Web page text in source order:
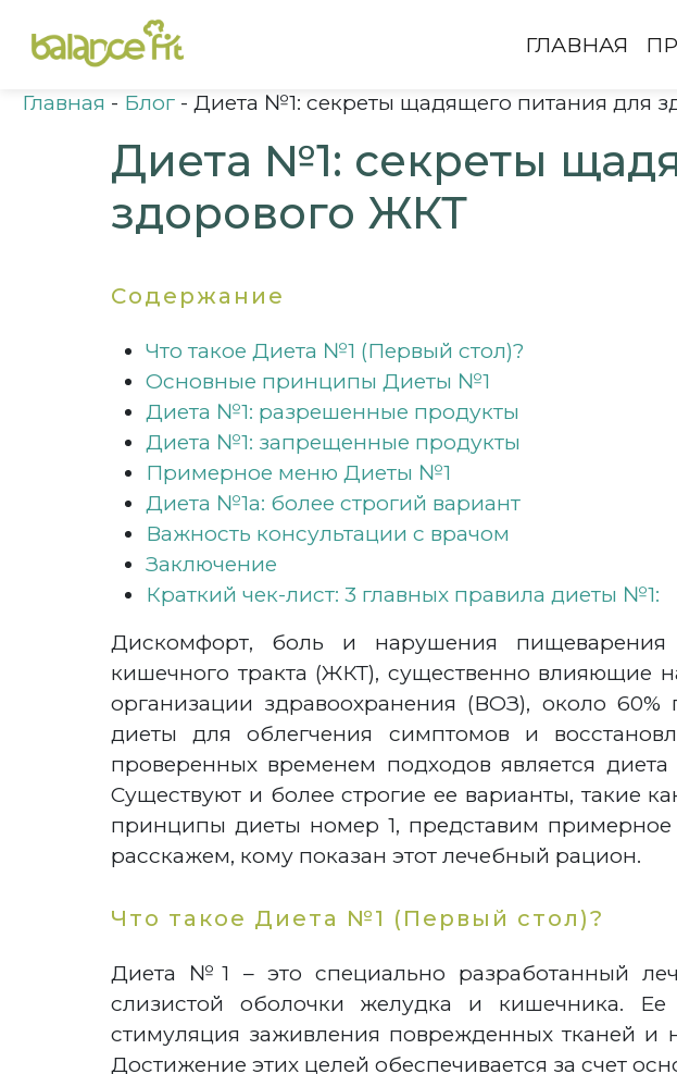
ГЛАВНАЯ
Главная - Блог - Диета №1: секреты щадящего питания для
Диета №1: секреты
здорового ЖКТ
Содержание
Что такое Диета №1 (Первый стол)?
Основные принципы Диеты №1
Диета №1: разрешенные продукты
Диета №1: запрещенные продукты
Примерное меню Диеты №1
Диета №1а: более строгий вариант
Важность консультации с врачом
Заключение
Краткий чек-лист: 3 главных правила диеты №1:
Дискомфорт, боль и нарушения пищеварения
кишечного тракта (ЖКТ), существенно
организации здравоохранения (ВОЗ), около
диеты для облегчения симптомов и
проверенных временем подходов является
Существуют и более строгие ее варианты, такие
принципы диеты номер 1, представим
расскажем, кому показан этот лечебный рацион.
Что такое Диета №1 (Первый стол)?
Диета №1 – это специально разработанный
слизистой оболочки желудка и кишечника.
стимуляция заживления поврежденных тканей и
Достижение этих целей обеспечивается за счет